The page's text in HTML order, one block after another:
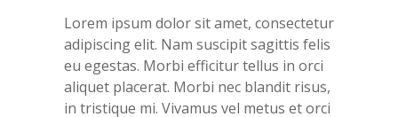
Lorem ipsum dolor sit amet, consectetur
adipiscing elit. Nam suscipit sagittis felis
eu egestas. Morbi efficitur tellus in orci
aliquet placerat. Morbi nec blandit risus,
in tristique mi. Vivamus vel metus et orci